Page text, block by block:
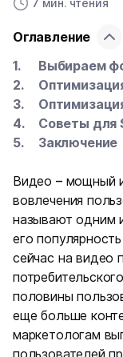
7 мин. чтения
Оглавление
Выбираем
Советы для
Заключение
Видео –мощный
вовлечения
называют одним
его
сейчас на видео
половины
еще больше
маркетологам